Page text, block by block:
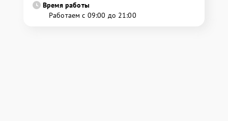
Время работы
Работаем с 09:00 до 21:00